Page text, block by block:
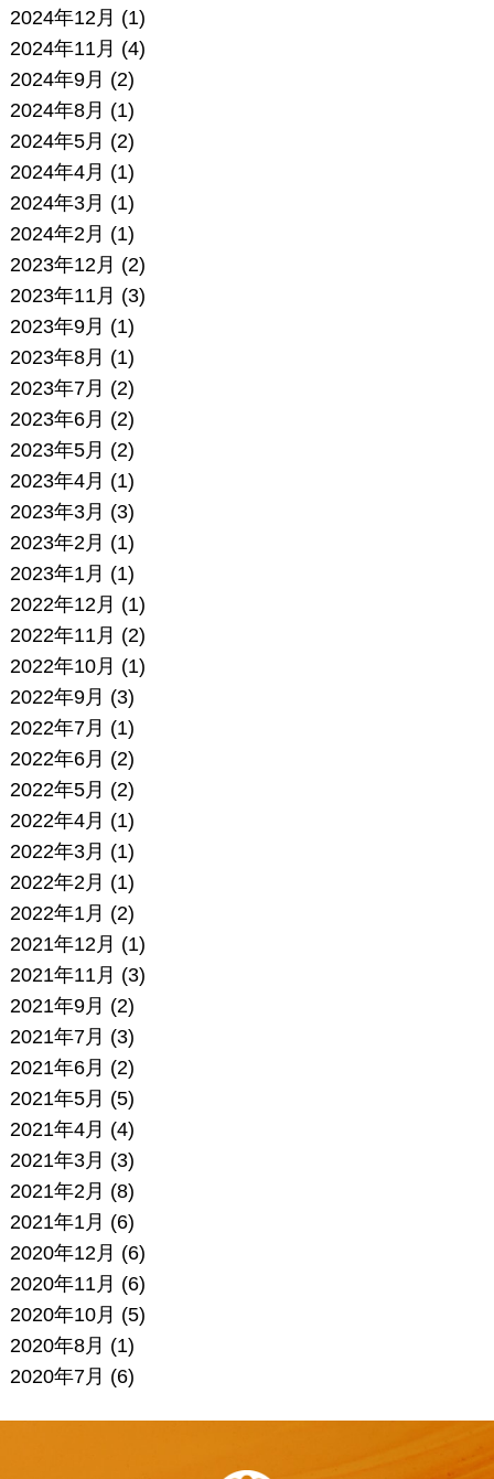
2024年12月 (1)
2024年11月 (4)
2024年9月 (2)
2024年8月 (1)
2024年5月 (2)
2024年4月 (1)
2024年3月 (1)
2024年2月 (1)
2023年12月 (2)
2023年11月 (3)
2023年9月 (1)
2023年8月 (1)
2023年7月 (2)
2023年6月 (2)
2023年5月 (2)
2023年4月 (1)
2023年3月 (3)
2023年2月 (1)
2023年1月 (1)
2022年12月 (1)
2022年11月 (2)
2022年10月 (1)
2022年9月 (3)
2022年7月 (1)
2022年6月 (2)
2022年5月 (2)
2022年4月 (1)
2022年3月 (1)
2022年2月 (1)
2022年1月 (2)
2021年12月 (1)
2021年11月 (3)
2021年9月 (2)
2021年7月 (3)
2021年6月 (2)
2021年5月 (5)
2021年4月 (4)
2021年3月 (3)
2021年2月 (8)
2021年1月 (6)
2020年12月 (6)
2020年11月 (6)
2020年10月 (5)
2020年8月 (1)
2020年7月 (6)